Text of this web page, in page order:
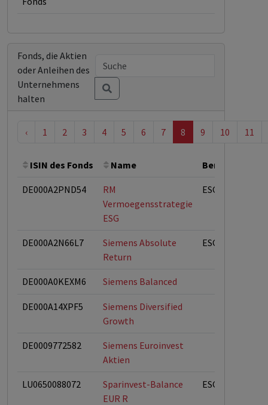
Fonds, die Aktien
oder Anleihen des
Unternehmens
halten
‹ 1 2 3 4 5 6 7 8 9 10 11
ISIN des Fonds Name Bemerkung
DE000A2PND54
RM
Vermoegensstrategie
ESG
ESG-Fonds
DE000A2N66L7
Siemens Absolute
Return
ESG-Fonds
DE000A0KEXM6 Siemens Balanced
DE000A14XPF5
Siemens Diversified
Growth
DE0009772582
Siemens Euroinvest
Aktien
LU0650088072
Sparinvest-Balance
EUR R
ESG-Fonds